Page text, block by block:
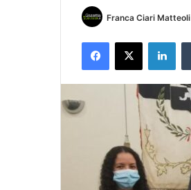
Franca Ciari Matteoli